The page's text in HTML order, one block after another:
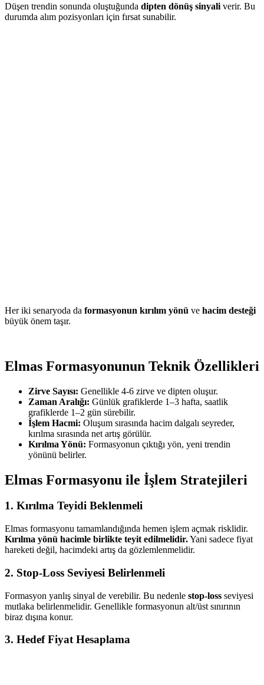
Düşen trendin sonunda oluştuğunda dipten dönüş sinyali verir. Bu
durumda alım pozisyonları için fırsat sunabilir.
Her iki senaryoda da formasyonun kırılım yönü ve hacim desteği
büyük önem taşır.
Elmas Formasyonunun Teknik Özellikleri
Zirve Sayısı: Genellikle 4-6 zirve ve dipten oluşur.
Zaman Aralığı: Günlük grafiklerde 1–3 hafta, saatlik
grafiklerde 1–2 gün sürebilir.
İşlem Hacmi: Oluşum sırasında hacim dalgalı seyreder,
kırılma sırasında net artış görülür.
Kırılma Yönü: Formasyonun çıktığı yön, yeni trendin
yönünü belirler.
Elmas Formasyonu ile İşlem Stratejileri
1. Kırılma Teyidi Beklenmeli
Elmas formasyonu tamamlandığında hemen işlem açmak risklidir.
Kırılma yönü hacimle birlikte teyit edilmelidir.Yani sadece fiyat
hareketi değil, hacimdeki artış da gözlemlenmelidir.
2. Stop-Loss Seviyesi Belirlenmeli
Formasyon yanlış sinyal de verebilir. Bu nedenle stop-loss seviyesi
mutlaka belirlenmelidir. Genellikle formasyonun alt/üst sınırının
biraz dışına konur.
3. Hedef Fiyat Hesaplama